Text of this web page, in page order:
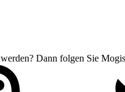
Dann folgen Sie